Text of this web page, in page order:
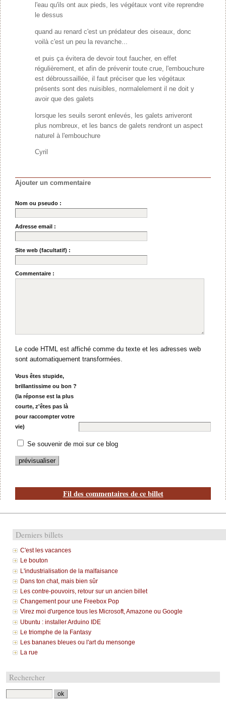
l'eau qu'ils ont aux pieds, les végétaux vont vite reprendre
le dessus
quand au renard c'est un prédateur des oiseaux, donc
voilà c'est un peu la revanche...
et puis ça évitera de devoir tout faucher, en effet
régulièrement, et afin de prévenir toute crue, l'embouchure
est débroussaillée, il faut préciser que les végétaux
présents sont des nuisibles, normalelement il ne doit y
avoir que des galets
lorsque les seuils seront enlevés, les galets arriveront
plus nombreux, et les bancs de galets rendront un aspect
naturel à l'embouchure
Cyril
Ajouter un commentaire
Nom ou pseudo :
Adresse email :
Site web (facultatif) :
Commentaire :
Le code HTML est affiché comme du texte et les adresses web
sont automatiquement transformées.
Vous êtes stupide,
brillantissime ou bon ?
(la réponse est la plus
courte, z'êtes pas là
pour raccompter votre
vie)
Se souvenir de moi sur ce blog
Fil des commentaires de ce billet
Derniers billets
C'est les vacances
Le bouton
L'industrialisation de la malfaisance
Dans ton chat, mais bien sûr
Les contre-pouvoirs, retour sur un ancien billet
Changement pour une Freebox Pop
Virez moi d'urgence tous les Microsoft, Amazone ou Google
Ubuntu : installer Arduino IDE
Le triomphe de la Fantasy
Les bananes bleues ou l'art du mensonge
La rue
Rechercher